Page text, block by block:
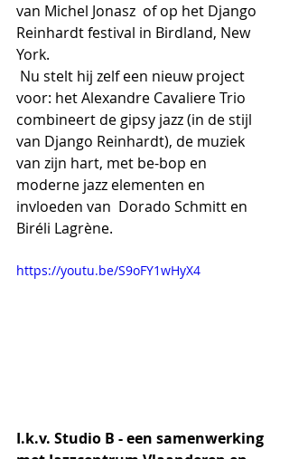
van Michel Jonasz  of op het Django
Reinhardt festival in Birdland, New
York.
voor: het Alexandre Cavaliere Trio
combineert de gipsy jazz (in de stijl
van Django Reinhardt), de muziek
van zijn hart, met be-bop en
moderne jazz elementen en
invloeden van  Dorado Schmitt en
Biréli Lagrène.
https://youtu.be/S9oFY1wHyX4
I.k.v. Studio B - een samenwerking